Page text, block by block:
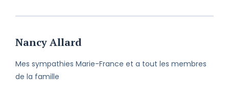
Nancy Allard
Mes sympathies Marie-France et a tout les membres
de la famille